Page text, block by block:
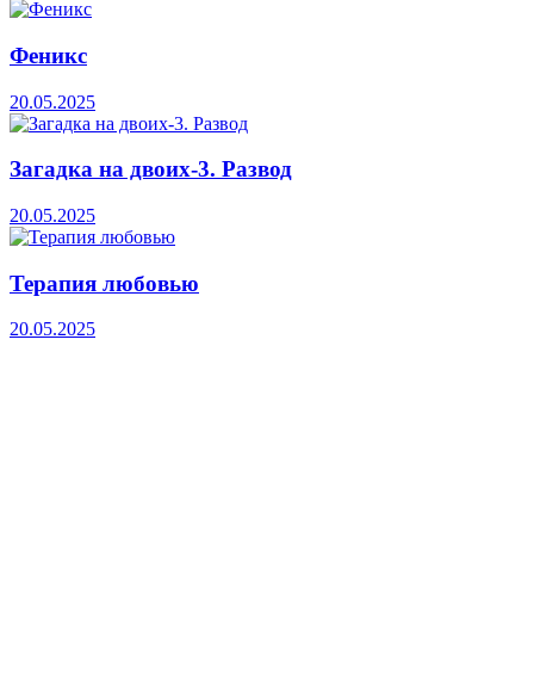
Феникс
20.05.2025
Загадка на двоих-3. Развод
20.05.2025
Терапия любовью
20.05.2025